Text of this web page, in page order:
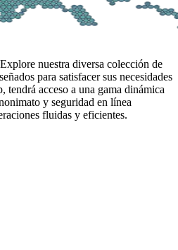
Explore nuestra diversa colección de
para satisfacer sus necesidades
tendrá acceso a una gama dinámica
y seguridad en línea
fluidas y eficientes.